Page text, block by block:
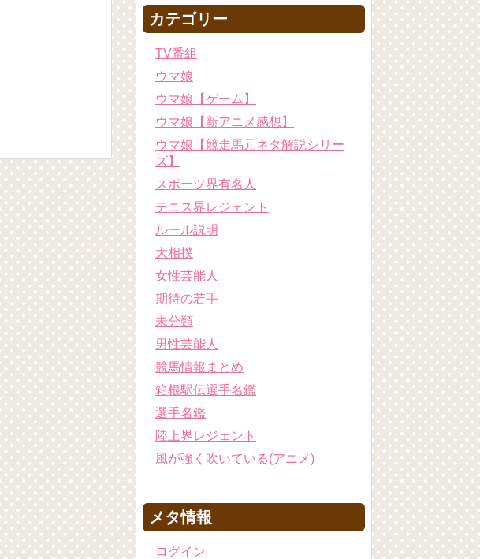
カテゴリー
TV番組
ウマ娘
ウマ娘【ゲーム】
ウマ娘【新アニメ感想】
ウマ娘【競走馬元ネタ解説シリー
ズ】
スポーツ界有名人
テニス界レジェント
ルール説明
大相撲
女性芸能人
期待の若手
未分類
男性芸能人
競馬情報まとめ
箱根駅伝選手名鑑
選手名鑑
陸上界レジェント
風が強く吹いている(アニメ)
メタ情報
ログイン